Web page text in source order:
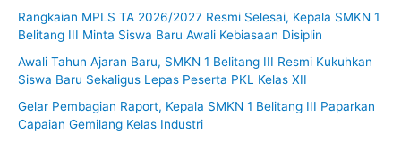
u
t
k
Rangkaian MPLS TA 2026/2027 Resmi Selesai, Kepala SMKN 1
Belitang III Minta Siswa Baru Awali Kebiasaan Disiplin
Awali Tahun Ajaran Baru, SMKN 1 Belitang III Resmi Kukuhkan
Siswa Baru Sekaligus Lepas Peserta PKL Kelas XII
Gelar Pembagian Raport, Kepala SMKN 1 Belitang III Paparkan
Capaian Gemilang Kelas Industri